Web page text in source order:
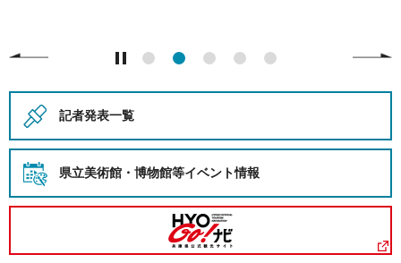
記者発表一覧
県立美術館・博物館等イベント情報